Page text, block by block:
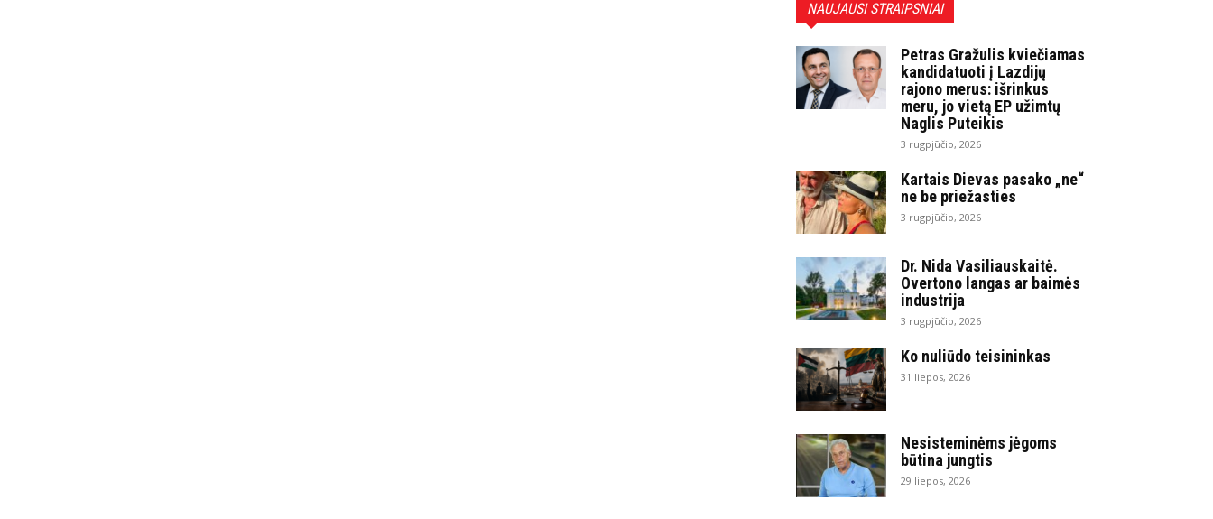
NAUJAUSI STRAIPSNIAI
Petras Gražulis kviečiamas
kandidatuoti į Lazdijų
rajono merus: išrinkus
meru, jo vietą EP užimtų
Naglis Puteikis
3 rugpjūčio, 2026
Kartais Dievas pasako „ne“
ne be priežasties
3 rugpjūčio, 2026
Dr. Nida Vasiliauskaitė.
Overtono langas ar baimės
industrija
3 rugpjūčio, 2026
Ko nuliūdo teisininkas
31 liepos, 2026
Nesisteminėms jėgoms
būtina jungtis
29 liepos, 2026